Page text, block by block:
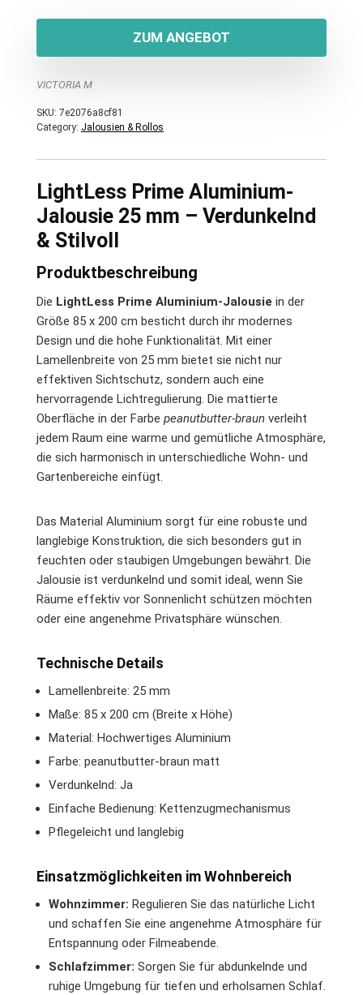
ZUM ANGEBOT
VICTORIA M
SKU: 7e2076a8cf81
Category: Jalousien & Rollos
LightLess Prime Aluminium-
Jalousie 25 mm – Verdunkelnd
& Stilvoll
Produktbeschreibung
Die LightLess Prime Aluminium-Jalousie in der
Größe 85 x 200 cm besticht durch ihr modernes
Design und die hohe Funktionalität. Mit einer
Lamellenbreite von 25 mm bietet sie nicht nur
effektiven Sichtschutz, sondern auch eine
hervorragende Lichtregulierung. Die mattierte
Oberfläche in der Farbe peanutbutter-braun verleiht
jedem Raum eine warme und gemütliche Atmosphäre,
die sich harmonisch in unterschiedliche Wohn- und
Gartenbereiche einfügt.
Das Material Aluminium sorgt für eine robuste und
langlebige Konstruktion, die sich besonders gut in
feuchten oder staubigen Umgebungen bewährt. Die
Jalousie ist verdunkelnd und somit ideal, wenn Sie
Räume effektiv vor Sonnenlicht schützen möchten
oder eine angenehme Privatsphäre wünschen.
Technische Details
Lamellenbreite: 25 mm
Maße: 85 x 200 cm (Breite x Höhe)
Material: Hochwertiges Aluminium
Farbe: peanutbutter-braun matt
Verdunkelnd: Ja
Einfache Bedienung: Kettenzugmechanismus
Pflegeleicht und langlebig
Einsatzmöglichkeiten im Wohnbereich
Wohnzimmer: Regulieren Sie das natürliche Licht
und schaffen Sie eine angenehme Atmosphäre für
Entspannung oder Filmeabende.
Schlafzimmer: Sorgen Sie für abdunkelnde und
ruhige Umgebung für tiefen und erholsamen Schlaf.